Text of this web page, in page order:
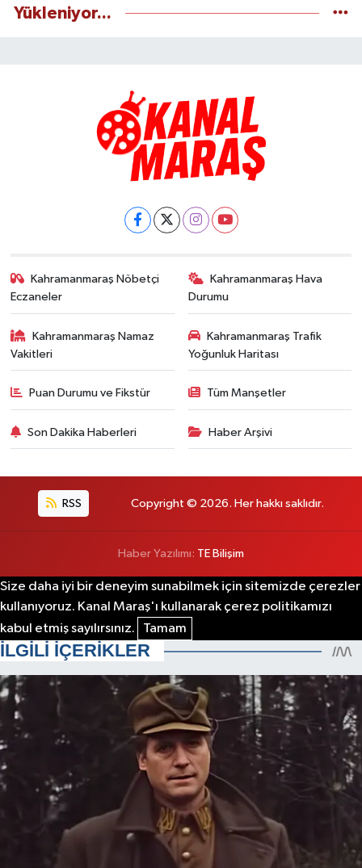
Yükleniyor...
Kahramanmaraş Nöbetçi
Eczaneler
Kahramanmaraş Hava
Durumu
Kahramanmaraş Namaz
Vakitleri
Kahramanmaraş Trafik
Yoğunluk Haritası
Puan Durumu ve Fikstür Tüm Manşetler
Son Dakika Haberleri Haber Arşivi
RSS Copyright © 2026. Her hakkı saklıdır.
Haber Yazılımı: TE Bilişim
Size daha iyi bir deneyim sunabilmek için sitemizde çerezler
kullanıyoruz. Kanal Maraş'ı kullanarak çerez politikamızı
kabul etmiş sayılırsınız.
Tamam